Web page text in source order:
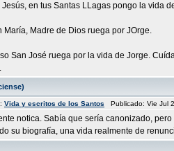
Jesús, en tus Santas LLagas pongo la vida
María, Madre de Dios ruega por JOrge.
San José ruega por la vida de Jorge.
Vida y escritos de los Santos Publicado: Vie Jul
notica. Sabía que sería canonizado,
su biografía, una vida realmente de